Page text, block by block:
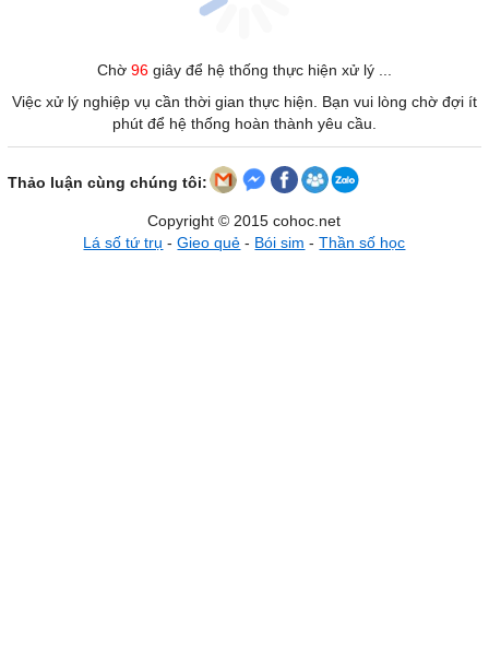
Chờ 96giây để hệ thống thực hiện xử lý ...
Việc xử lý nghiệp vụ cần thời gian thực hiện. Bạn vui lòng chờ đợi ít
phút để hệ thống hoàn thành yêu cầu.
Thảo luận cùng chúng tôi:
Copyright © 2015 cohoc.net
Lá số tứ trụ -Gieo quẻ - Bói sim -Thần số học